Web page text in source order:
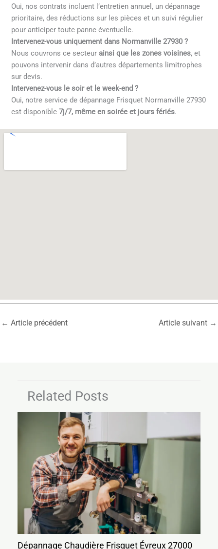
Oui, nos contrats incluent l’entretien annuel, un dépannage
prioritaire, des réductions sur les pièces et un suivi régulier
pour anticiper toute panne éventuelle.
Intervenez-vous uniquement dans Normanville 27930 ?
Nous couvrons ce secteur ainsi que les zones voisines, et
pouvons intervenir dans d’autres départements limitrophes
sur devis.
Intervenez-vous le soir et le week-end ?
Oui, notre service de dépannage Frisquet Normanville 27930
est disponible7j/7, même en soirée et jours fériés.
← Article précédent Article suivant →
Related Posts
Dépannage Chaudière Frisquet Évreux 27000